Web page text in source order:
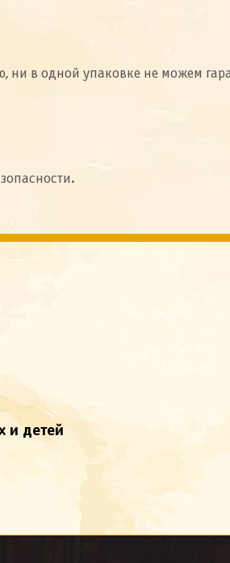
в одной упаковке не можем
и детей